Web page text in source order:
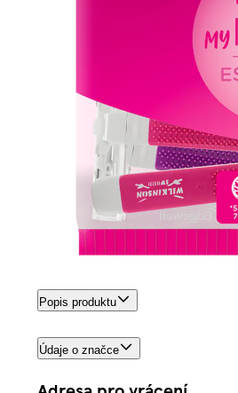
Popis produktu
Údaje o značce